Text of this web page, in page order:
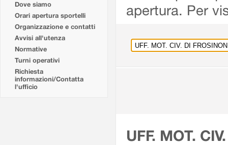
Dove siamo
Orari apertura sportelli
Organizzazione e contatti
Avvisi all'utenza
Normative
Turni operativi
Richiesta
informazioni/Contatta
l'ufficio
apertura. Per
UFF. MOT.